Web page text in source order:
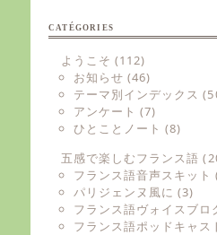
CATÉGORIES
ようこそ (112)
お知らせ (46)
テーマ別インデックス
アンケート (7)
ひとことノート (8)
五感で楽しむフランス語
フランス語音声スキット
パリジェンヌ風に (3)
フランス語ヴォイスブロ
フランス語ポッドキャス